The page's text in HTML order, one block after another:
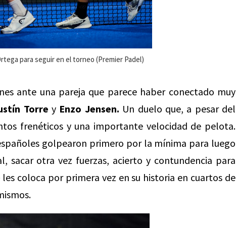
para seguir en el torneo (Premier Padel)
ante una pareja que parece haber conectado muy
Torre y Enzo Jensen. Un duelo que, a pesar del
frenéticos y una importante velocidad de pelota.
golpearon primero por la mínima para luego
sacar otra vez fuerzas, acierto y contundencia para
les coloca por primera vez en su historia en cuartos de